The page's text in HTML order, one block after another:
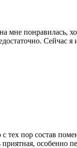
мне
пор состав
особенно